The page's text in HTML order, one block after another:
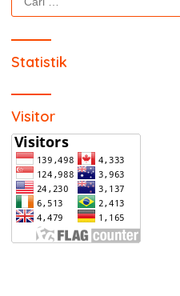
untuk:
Statistik
Visitor